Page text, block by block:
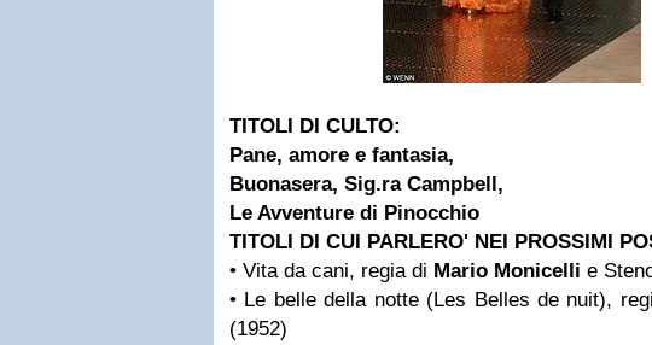
TITOLI DI CULTO:
Pane, amore e fantasia,
Buonasera, Sig.ra Campbell,
Le Avventure di Pinocchio
TITOLI DI CUI PARLERO' NEI PROSSIMI
• Vita da cani, regia di Mario Monicelli e
• Le belle della notte (Les Belles de nuit),
(1952)